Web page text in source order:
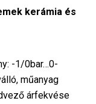
kerámia és
-1/0bar…0-
műanyag
árfekvése